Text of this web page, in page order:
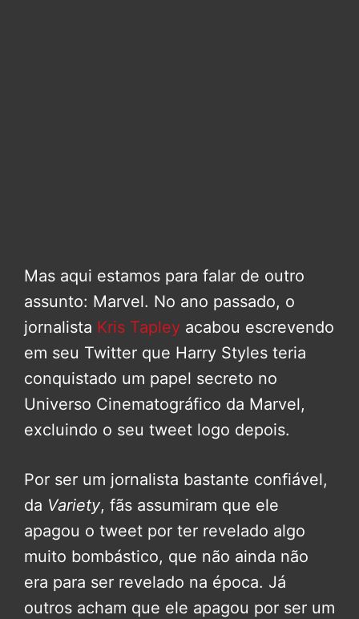
Mas aqui estamos para falar de outro
assunto: Marvel. No ano passado, o
jornalista Kris Tapley acabou escrevendo
em seu Twitter que Harry Styles teria
conquistado um papel secreto no
Universo Cinematográfico da Marvel,
excluindo o seu tweet logo depois.
Por ser um jornalista bastante confiável,
da Variety, fãs assumiram que ele
apagou o tweet por ter revelado algo
muito bombástico, que não ainda não
era para ser revelado na época. Já
outros acham que ele apagou por ser um